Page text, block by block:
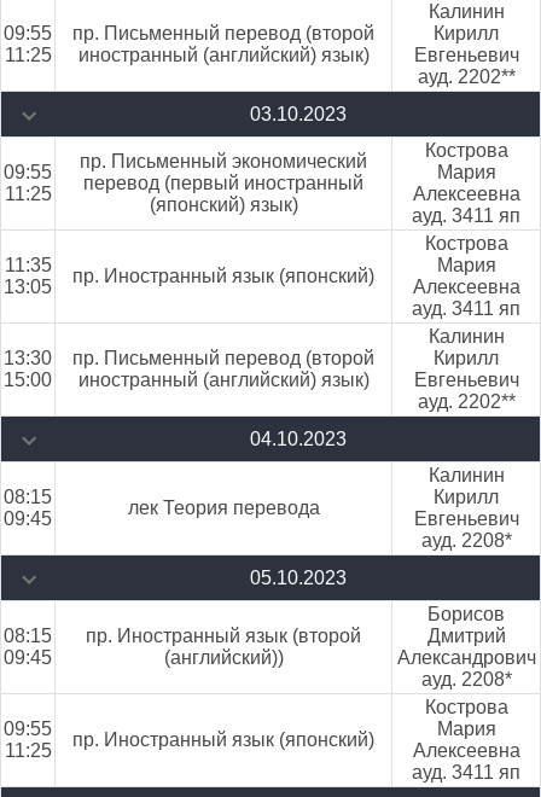
09:55
11:25
пр. Письменный перевод (второй
иностранный (английский) язык)
Калинин
Кирилл
Евгеньевич
ауд. 2202**
03.10.2023
09:55
11:25
пр. Письменный экономический
перевод (первый иностранный
(японский) язык)
Кострова
Мария
Алексеевна
ауд. 3411 яп
11:35
13:05
пр. Иностранный язык (японский)
Кострова
Мария
Алексеевна
ауд. 3411 яп
13:30
15:00
пр. Письменный перевод (второй
иностранный (английский) язык)
Калинин
Кирилл
Евгеньевич
ауд. 2202**
04.10.2023
08:15
09:45
лек Теория перевода
Калинин
Кирилл
Евгеньевич
ауд. 2208*
05.10.2023
08:15
09:45
пр. Иностранный язык (второй
(английский))
Борисов
Дмитрий
Александрович
ауд. 2208*
09:55
11:25
пр. Иностранный язык (японский)
Кострова
Мария
Алексеевна
ауд. 3411 яп